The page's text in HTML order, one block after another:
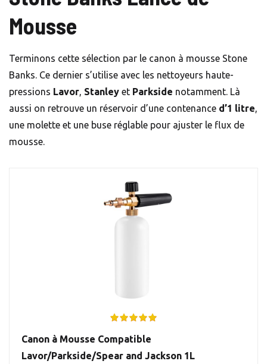
Mousse
Terminons cette sélection par le canon à mousse Stone
Banks. Ce dernier s’utilise avec les nettoyeurs haute-
pressions Lavor, Stanley et Parkside notamment. Là
aussi on retrouve un réservoir d’une contenance d’1 litre,
une molette et une buse réglable pour ajuster le flux de
mousse.
Canon à Mousse Compatible
Lavor/Parkside/Spear and Jackson 1L